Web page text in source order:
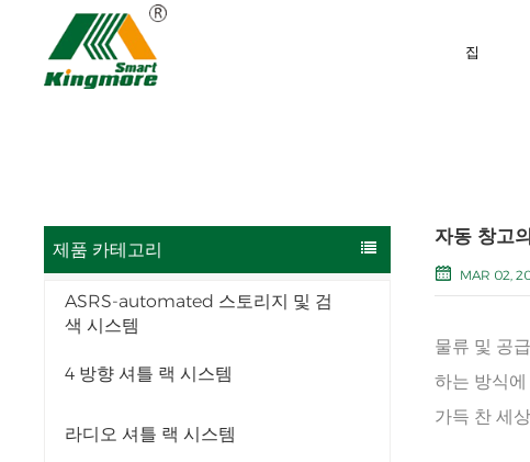
집
제품 카테고리
ASRS-automated 스토리지 및 검
색 시스템
4 방향 셔틀 랙 시스템
라디오 셔틀 랙 시스템
자동 창고
MAR 02,
물류 및 공
하는 방식
가득 찬 세